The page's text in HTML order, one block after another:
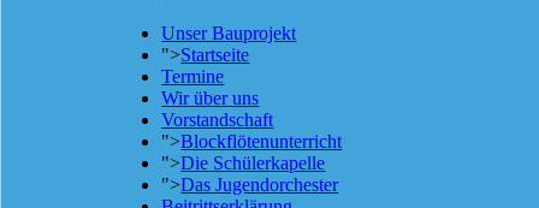
Unser Bauprojekt
">Startseite
Termine
Wir über uns
Vorstandschaft
">Blockflötenunterricht
">Die Schülerkapelle
">Das Jugendorchester